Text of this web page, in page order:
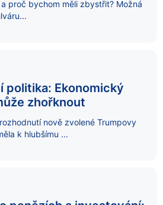
a proč bychom měli zbystřit? Možná
politika: Ekonomický
zhořknout
nově zvolené Trumpovy
k hlubšímu ...